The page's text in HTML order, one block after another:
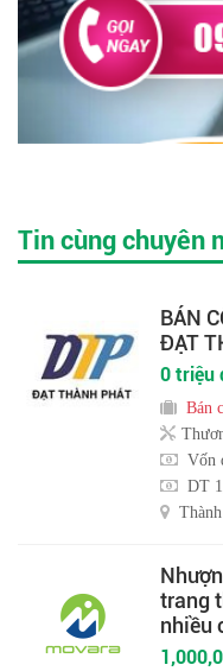
Tin cùng chuyên
BÁN
ĐẠT
0 triệu
Bán
Vốn
DT
trang
nhiều